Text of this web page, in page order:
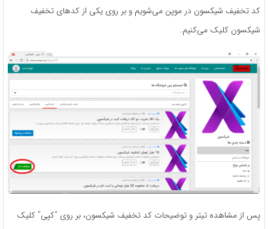
کد تخفیف شیکسون در موپن می‌شویم و بر روی یکی از کدهای تخفیف
شیکسون کلیک می‌کنیم.
پس از مشاهده تیتر و توضیحات کد تخفیف شیکسون، بر روی “کپی” کلیک